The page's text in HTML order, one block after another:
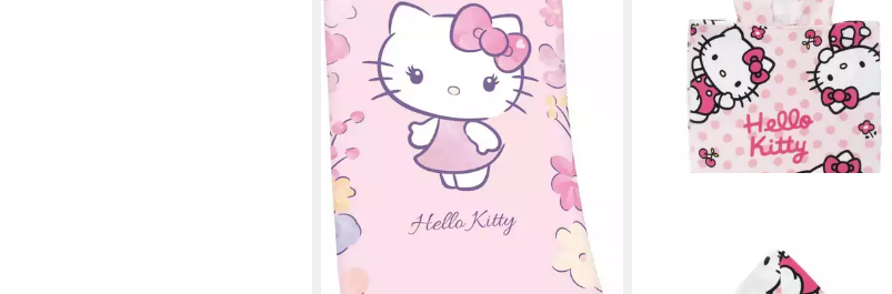
lieferbar - in 3-4 Werktagen bei dir